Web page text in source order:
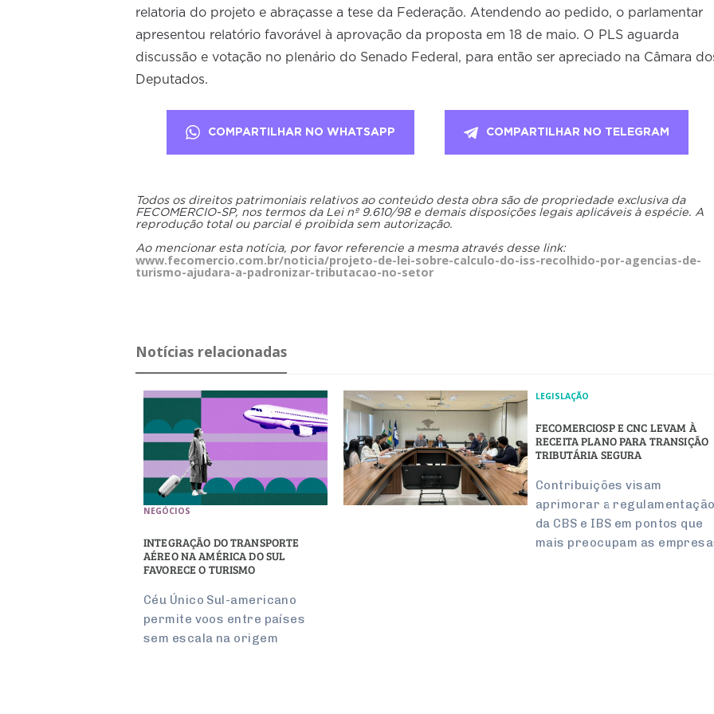
relatoria do projeto e abraçasse a tese da Federação. Atendendo ao pedido, o parlamentar
apresentou relatório favorável à aprovação da proposta em 18 de maio. O PLS aguarda
discussão e votação no plenário do Senado Federal, para então ser apreciado na Câmara
Deputados.
COMPARTILHAR NO WHATSAPP COMPARTILHAR NO TELEGRAM
Todos os direitos patrimoniais relativos ao conteúdo desta obra são de propriedade exclusiva da
FECOMERCIO-SP, nos termos da Lei nº 9.610/98 e demais disposições legais aplicáveis à espécie. A
reprodução total ou parcial é proibida sem autorização.
Ao mencionar esta notícia, por favor referencie a mesma através desse link:
www.fecomercio.com.br/noticia/projeto-de-lei-sobre-calculo-do-iss-recolhido-por-agencias-de-
turismo-ajudara-a-padronizar-tributacao-no-setor
Notícias relacionadas
NEGÓCIOS
INTEGRAÇÃO DO TRANSPORTE
AÉREO NA AMÉRICA DO SUL
FAVORECE O TURISMO
Céu Único Sul-americano
permite voos entre países
sem escala na origem
LEGISLAÇÃO
FECOMERCIOSP E CNC LEVAM À
RECEITA PLANO PARA TRANSIÇÃO
TRIBUTÁRIA SEGURA
Contribuições visam
aprimorar a
da CBS e IBS em pontos que
mais preocupam as